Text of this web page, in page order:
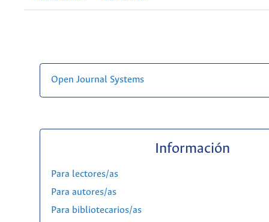
Open Journal Systems
Información
Para lectores/as
Para autores/as
Para bibliotecarios/as